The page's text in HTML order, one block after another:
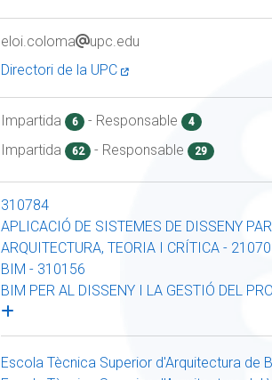
eloi.coloma
upc.edu
Directori de la UPC
Impartida 6 - Responsable 4
Impartida 62 - Responsable 29
310784
APLICACIÓ DE SISTEMES DE DISSENY
ARQUITECTURA, TEORIA I CRÍTICA -
BIM - 310156
BIM PER AL DISSENY I LA GESTIÓ DEL
Escola Tècnica Superior d'Arquitectura de